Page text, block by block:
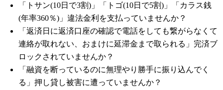
「トサン(10日で3割)」「トゴ(10日で5割)」「カラス銭
(年率360％)」違法金利を支払っていませんか？
「返済日に返済口座の確認で電話をしても繋がらなくて
連絡が取れない、おまけに延滞金まで取られる」完済ブ
ロックされていませんか？
「融資を断っているのに無理やり勝手に振り込んでく
る」押し貸し被害に遭っていませんか？